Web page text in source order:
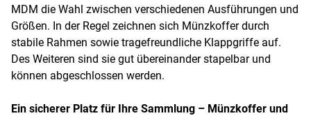
MDM die Wahl zwischen verschiedenen Ausführungen und
Größen. In der Regel zeichnen sich Münzkoffer durch
stabile Rahmen sowie tragefreundliche Klappgriffe auf.
Des Weiteren sind sie gut übereinander stapelbar und
können abgeschlossen werden.
Ein sicherer Platz für Ihre Sammlung – Münzkoffer und